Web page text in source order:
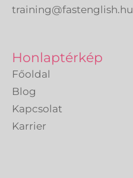
training@fastenglish.hu
Honlaptérkép
Főoldal
Blog
Kapcsolat
Karrier